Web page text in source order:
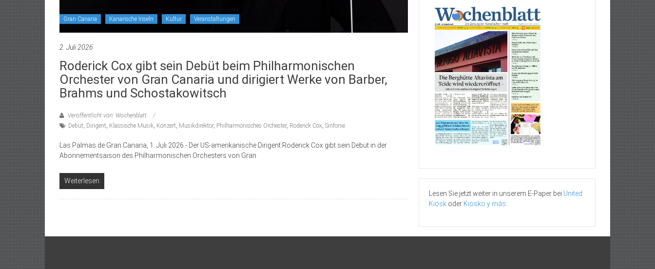
Gran Canaria Kanarische Inseln Kultur Veranstaltungen
2. Juli 2026
Roderick Cox gibt sein Debüt beim Philharmonischen
Orchester von Gran Canaria und dirigiert Werke von Barber,
Brahms und Schostakowitsch
Veröffentlicht von: Wochenblatt
Debüt Dirigent Klassische Musik Konzert Musikdirektor, Philharmonisches Orchester, Roderick Cox Sinfonie
Las Palmas de Gran Canaria, 1. Juli 2026.- Der US-amerikanische Dirigent Roderick Cox gibt sein Debüt in der
Abonnementsaison des Philharmonischen Orchesters von Gran
Weiterlesen
Lesen Sie jetzt weiter in unserem E-Paper bei United
Kiosk oder Kiosko y más